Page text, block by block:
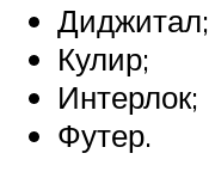
Диджитал;
Кулир;
Интерлок;
Футер.